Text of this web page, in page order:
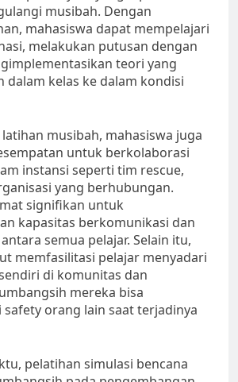
musibah. Dengan
mahasiswa dapat mempelajari
melakukan putusan dengan
teori yang
dalam kelas ke dalam kondisi
musibah, mahasiswa juga
untuk berkolaborasi
instansi seperti tim rescue,
yang berhubungan.
signifikan untuk
kapasitas berkomunikasi dan
semua pelajar. Selain itu,
memfasilitasi pelajar menyadari
di komunitas dan
mereka bisa
orang lain saat terjadinya
pelatihan simulasi bencana